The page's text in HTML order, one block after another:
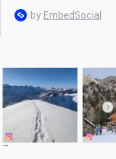
→